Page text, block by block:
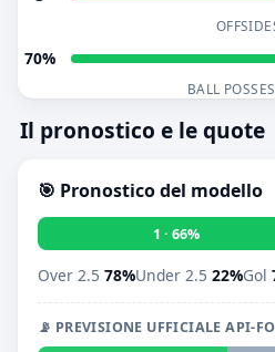
70%
BALL
Il pronostico e le quote
🎯 Pronostico del modello
1 · 66%
Over 2.5 78%Under 2.5 22%Gol
📡 PREVISIONE UFFICIALE API-